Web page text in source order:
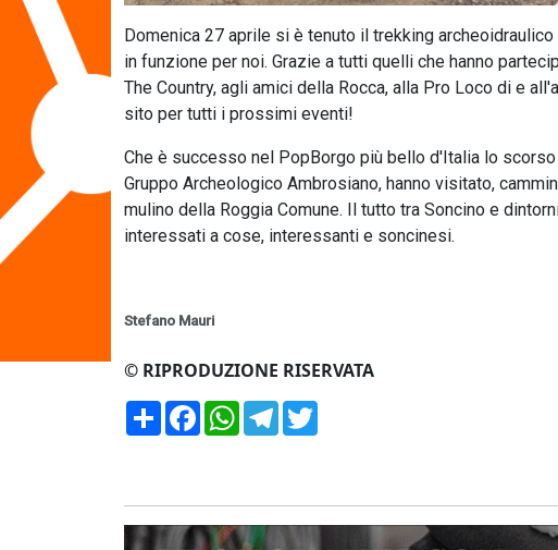
Domenica 27 aprile si è tenuto il trekking
in funzione per noi. Grazie a tutti quelli che hanno
The Country, agli amici della Rocca, alla Pro Loco di e
sito per tutti i prossimi eventi!
Che è successo nel PopBorgo più bello d'Italia lo
Gruppo Archeologico Ambrosiano, hanno visitato,
mulino della Roggia Comune. Il tutto tra Soncino e
interessati a cose, interessanti e soncinesi.
Stefano Mauri
© RIPRODUZIONE RISERVATA
CondividiFacebookWhatsApp
Telegram